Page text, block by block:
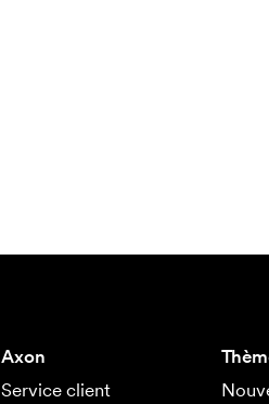
Axon
Service client